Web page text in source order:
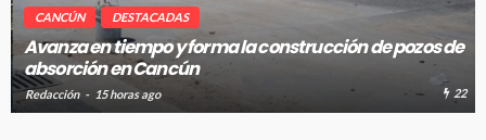
CANCÚN DESTACADAS
Avanza en tiempo y forma la construcción de pozos de
absorción en Cancún
Redacción 15 horas ago 22